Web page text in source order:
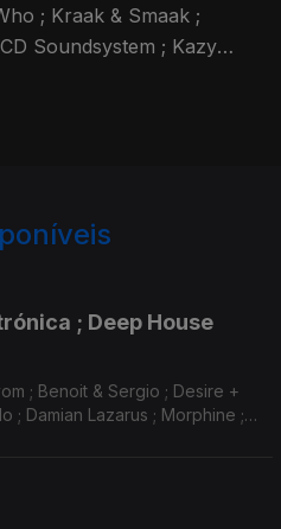
; Kraak & Smaak ;
Soundsystem ; Kazy
; Deep House
; Benoit & Sergio ; Desire +
; Damian Lazarus ; Morphine ;